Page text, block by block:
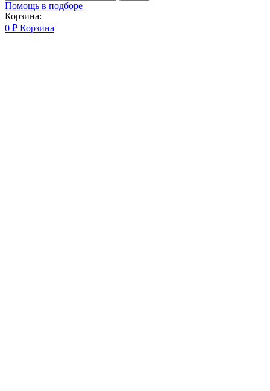
Помощь в подборе
Корзина:
0 ₽ Корзина